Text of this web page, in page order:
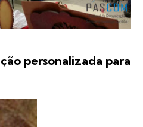
personalizada para